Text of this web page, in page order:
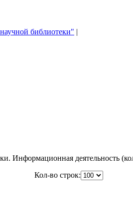
библиотеки" |
Информационная деятельность
Кол-во строк: